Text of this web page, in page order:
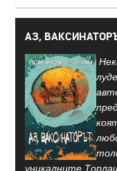
АЗ,
уникалните